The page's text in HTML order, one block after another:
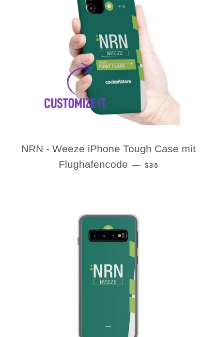
NRN - Weeze iPhone Tough Case mit
Flughafencode — REGULAR PRICE
$35